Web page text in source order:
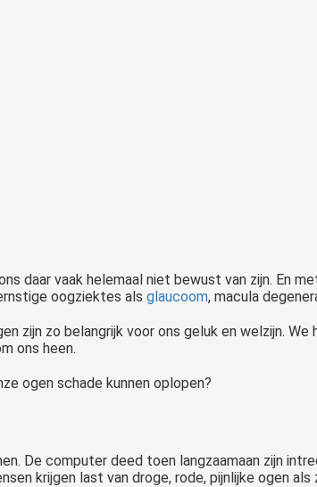
daar vaak helemaal niet bewust van zijn. En
oogziektes als glaucoom, macula
zijn zo belangrijk voor ons geluk en welzijn.
ons heen.
ogen schade kunnen oplopen?
De computer deed toen langzaamaan zijn
krijgen last van droge, rode, pijnlijke ogen als